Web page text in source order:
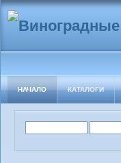
НАЧАЛО КАТАЛОГИ